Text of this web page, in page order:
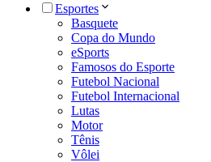
Esportes
Basquete
Copa do Mundo
eSports
Famosos do Esporte
Futebol Nacional
Futebol Internacional
Lutas
Motor
Tênis
Vôlei